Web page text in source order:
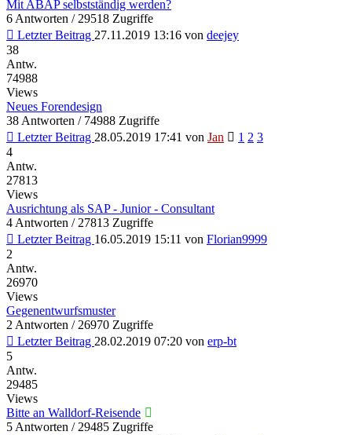
Mit ABAP selbstständig werden?
6 Antworten / 29518 Zugriffe
Letzter Beitrag 27.11.2019 13:16 von deejey
38
Antw.
74988
Views
Neues Forendesign
38 Antworten / 74988 Zugriffe
Letzter Beitrag 28.05.2019 17:41 von Jan 1 2 3
4
Antw.
27813
Views
Ausrichtung als SAP - Junior - Consultant
4 Antworten / 27813 Zugriffe
Letzter Beitrag 16.05.2019 15:11 von Florian9999
2
Antw.
26970
Views
Gegenentwurfsmuster
2 Antworten / 26970 Zugriffe
Letzter Beitrag 28.02.2019 07:20 von erp-bt
5
Antw.
29485
Views
Bitte an Walldorf-Reisende
5 Antworten / 29485 Zugriffe